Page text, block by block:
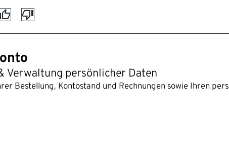
Verwaltung persönlicher Daten
Bestellung, Kontostand und Rechnungen sowie Ihren